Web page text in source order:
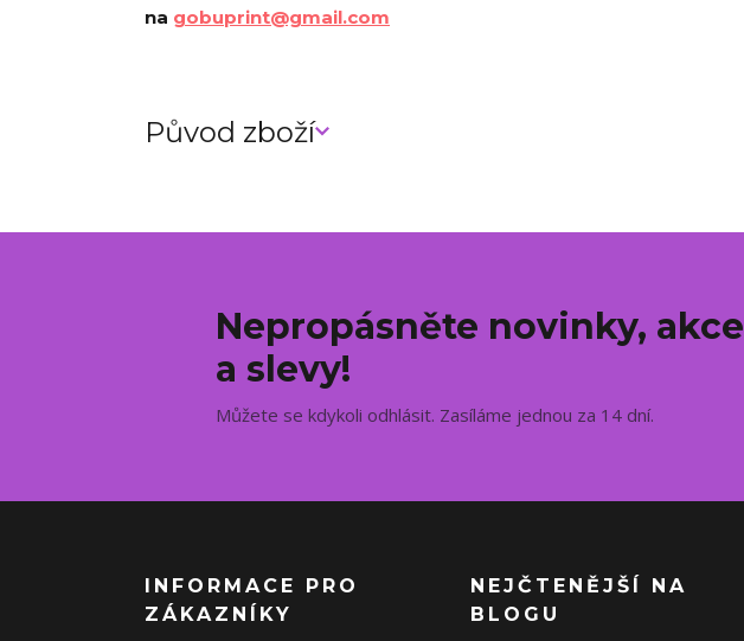
na gobuprint@gmail.com
Původ zboží
Nepropásněte novinky, akce
a slevy!
Můžete se kdykoli odhlásit. Zasíláme jednou za 14 dní.
INFORMACE PRO
ZÁKAZNÍKY
NEJČTENĚJŠÍ NA
BLOGU